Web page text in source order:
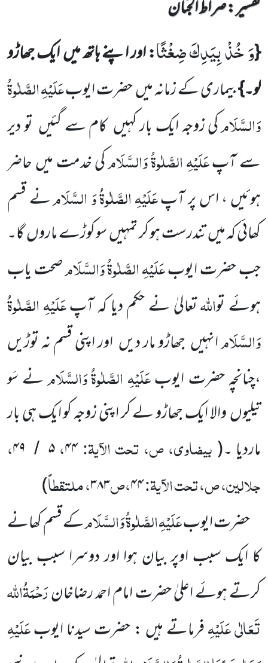
تفسیر : ‎صراط الجنان
{وَ خُذْ بِیَدِكَ ضِغْثًا: اور اپنےہاتھ میںایک جھاڑو
لو۔}بیماری کے زمانہ میںحضرت ایوبعَلَیْہِالصَّلٰوۃُ
وَالسَّلَامکیزوجہ ایک بار کہیںکام سے گئیں تو دیر
سےآپعَلَیْہِالصَّلٰوۃُوَالسَّلَامکی خدمت میں حاضر
ہوئیں ، اس پر آپعَلَیْہِالصَّلٰوۃُوَالسَّلَامنے قسم
کھائی کہ میںتندرست ہو کر تمہیںسو کوڑے ماروںگا۔
جب حضرت ایوبعَلَیْہِالصَّلٰوۃُوَالسَّلَامصحت یاب
ہوئےتواللہتعالیٰ نے حکم دیا کہ آپعَلَیْہِالصَّلٰوۃُ
وَالسَّلَامانہیںجھاڑو مار دیں اور اپنی قسم نہ توڑیں
،چنانچہ حضرت ایوبعَلَیْہِالصَّلٰوۃُوَالسَّلَامنے سَو
تیلیوںوالا ایک جھاڑو لے کر اپنی زوجہ کو ایک ہی بار
ماردیا ۔(بیضاوی، ص، تحت الآیۃ:۴۴،۵ / ۴۹،
جلالین، ص، تحت الآیۃ:۴۴،ص۳۸۳، ملتقطاً)
حضرت ایوبعَلَیْہِالصَّلٰوۃُوَالسَّلَامکے قسم کھانے
کا ایک سبب اوپر بیان ہوا اور دوسرا سبب بیان
کرتے ہوئےاعلیٰ حضرت امام احمد رضاخانرَحْمَۃُاللہ
تَعَالٰی عَلَیْہِفرماتے ہیں : حضرت سیدنا ایوبعَلَیْہِ